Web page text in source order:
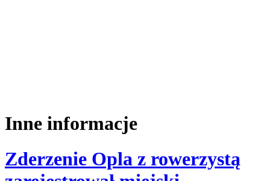
Inne informacje
Zderzenie Opla z rowerzystą